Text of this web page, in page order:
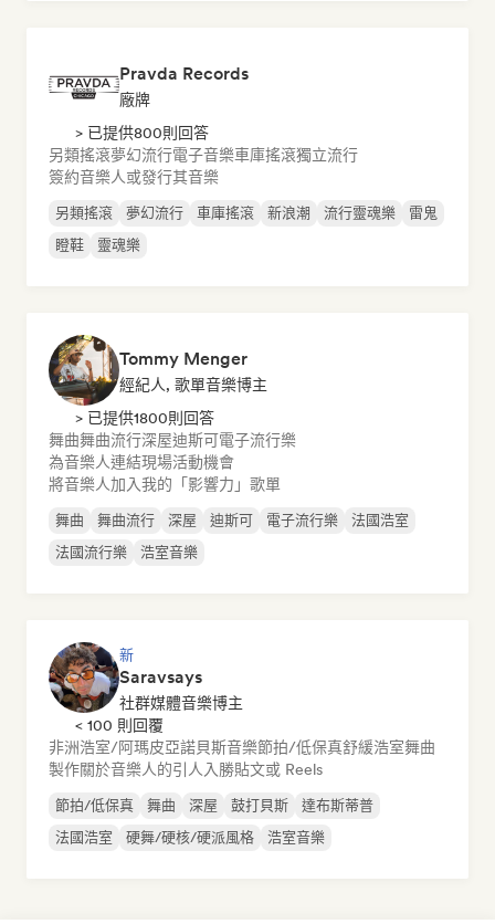
Pravda Records
廠牌
> 已提供800則回答
另類搖滾夢幻流行電子音樂車庫搖滾獨立流行
簽約音樂人或發行其音樂
另類搖滾 夢幻流行 車庫搖滾 新浪潮 流行靈魂樂
雷鬼
瞪鞋
靈魂樂
Tommy Menger
經紀人, 歌單音樂博主
> 已提供1800則回答
舞曲舞曲流行深屋迪斯可電子流行樂
為音樂人連結現場活動機會
將音樂人加入我的「影響力」歌單
舞曲 舞曲流行 深屋 迪斯可 電子流行樂
法國浩室
法國流行樂
浩室音樂
新
Saravsays
社群媒體音樂博主
< 100 則回覆
非洲浩室/阿瑪皮亞諾貝斯音樂節拍/低保真舒緩浩室舞曲
製作關於音樂人的引人入勝貼文或 Reels
節拍/低保真 舞曲 深屋 鼓打貝斯
達布斯蒂普
法國浩室
硬舞/硬核/硬派風格 浩室音樂